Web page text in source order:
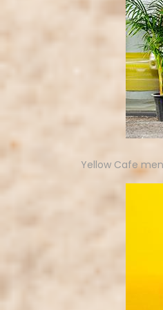
Yellow Cafe